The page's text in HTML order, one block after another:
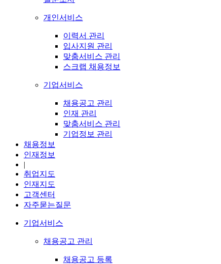
개인서비스
이력서 관리
입사지원 관리
맞춤서비스 관리
스크랩 채용정보
기업서비스
채용공고 관리
인재 관리
맞춤서비스 관리
기업정보 관리
채용정보
인재정보
|
취업지도
인재지도
고객센터
자주묻는질문
기업서비스
채용공고 관리
채용공고 등록